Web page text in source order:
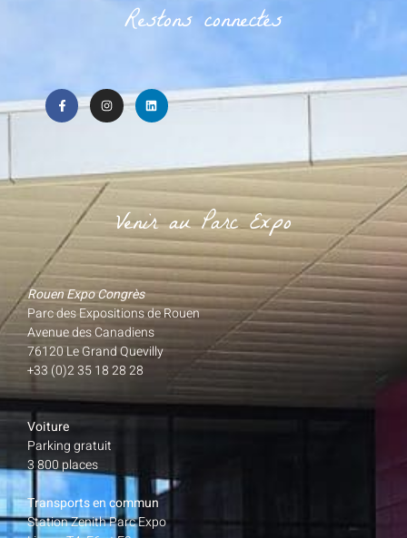
Restons connectés
Venir au Parc Expo
Rouen Expo Congrès
Parc des Expositions de Rouen
Avenue des Canadiens
76120 Le Grand Quevilly
+33 (0)2 35 18 28 28
Voiture
Parking gratuit
3 800 places
Transports en commun
Station Zenith Parc Expo